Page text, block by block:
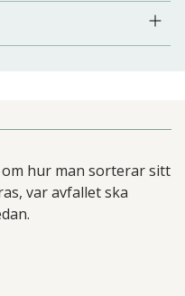
hur man sorterar sitt
var avfallet ska